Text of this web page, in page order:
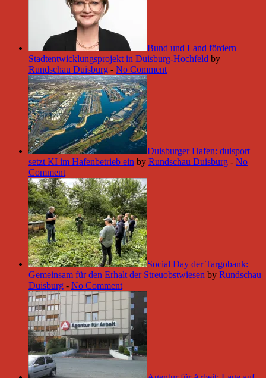
Bund und Land fördern
Stadtentwicklungsprojekt in Duisburg-Hochfeld by
Rundschau Duisburg - No Comment
Duisburger Hafen: duisport
setzt KI im Hafenbetrieb ein by Rundschau Duisburg - No
Comment
Social Day der Targobank:
Gemeinsam für den Erhalt der Streuobstwiesen by Rundschau
Duisburg - No Comment